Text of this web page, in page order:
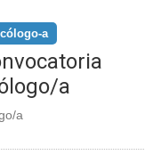
a
a
a